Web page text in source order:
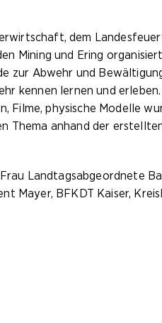
dem
Mining und Ering
zur Abwehr und
kennen lernen und
Filme, physische Modelle
anhand der
Landtagsabgeordnete
Mayer, BFKDT Kaiser,